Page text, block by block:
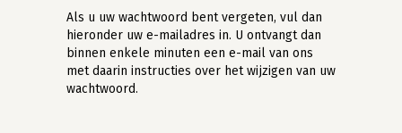
Als u uw wachtwoord bent vergeten, vul dan
hieronder uw e-mailadres in. U ontvangt dan
binnen enkele minuten een e-mail van ons
met daarin instructies over het wijzigen van uw
wachtwoord.